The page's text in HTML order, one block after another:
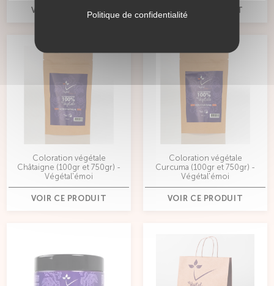
VOIR CE PRODUIT VOIR CE PRODUIT
Coloration végétale
Châtaigne (100gr et 750gr) -
Végétal'émoi
VOIR CE PRODUIT
Coloration végétale
Curcuma (100gr et 750gr) -
Végétal'émoi
VOIR CE PRODUIT
Politique de confidentialité